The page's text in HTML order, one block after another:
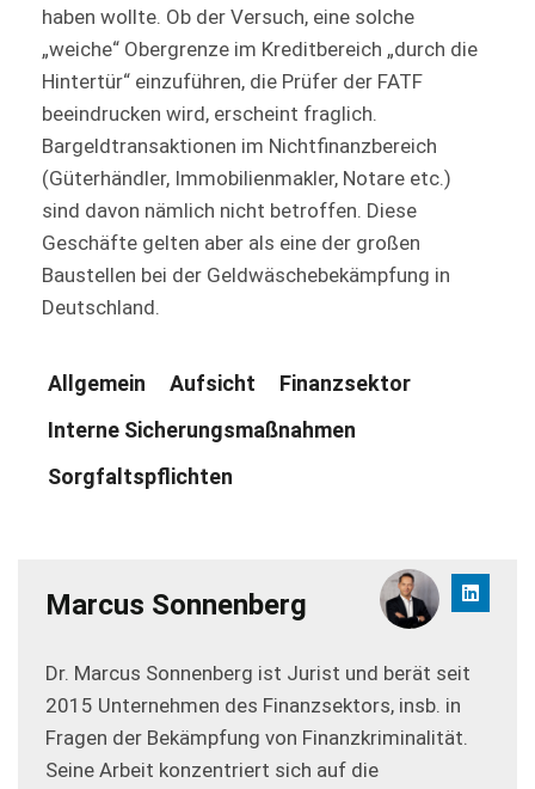
haben wollte. Ob der Versuch, eine solche
„weiche“ Obergrenze im Kreditbereich „durch die
Hintertür“ einzuführen, die Prüfer der FATF
beeindrucken wird, erscheint fraglich.
Bargeldtransaktionen im Nichtfinanzbereich
(Güterhändler, Immobilienmakler, Notare etc.)
sind davon nämlich nicht betroffen. Diese
Geschäfte gelten aber als eine der großen
Baustellen bei der Geldwäschebekämpfung in
Deutschland.
Allgemein Aufsicht
Finanzsektor
Interne Sicherungsmaßnahmen
Sorgfaltspflichten
Marcus Sonnenberg
Dr. Marcus Sonnenberg ist Jurist und berät seit
2015 Unternehmen des Finanzsektors, insb. in
Fragen der Bekämpfung von Finanzkriminalität.
Seine Arbeit konzentriert sich auf die